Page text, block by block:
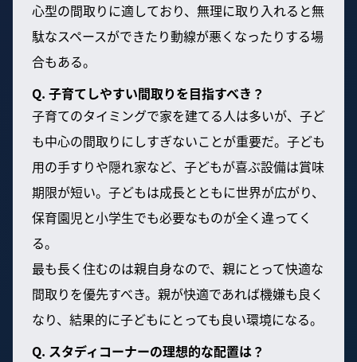
心型の間取りに適しており、無理に取り入れると無
駄なスペースができたり動線が悪くなったりする場
合もある。
Q. 子育てしやすい間取りを目指すべき？
子育てのタイミングで家を建てる人は多いが、子ど
も中心の間取りにしすぎないことが重要だ。子ども
用の手すりや隠れ家など、子どもが喜ぶ設備は賞味
期限が短い。子どもは成長とともに世界が広がり、
保育園児と小学生でも必要なものが全く違ってく
る。
最も長く住むのは親自身なので、親にとって快適な
間取りを優先すべき。親が快適であれば機嫌も良く
なり、結果的に子どもにとっても良い環境になる。
Q. スタディコーナーの理想的な配置は？